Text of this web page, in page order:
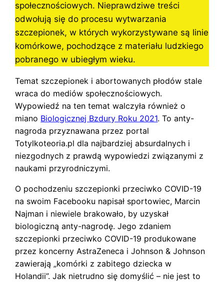
społecznościowych. Nieprawdziwe treści
odwołują się do procesu wytwarzania
szczepionek, w których wykorzystywane są linie
komórkowe, pochodzące z materiału ludzkiego
pobranego w ubiegłym wieku.
Temat szczepionek i abortowanych płodów stale
wraca do mediów społecznościowych.
Wypowiedź na ten temat walczyła również o
miano Biologicznej Bzdury Roku 2021. To anty-
nagroda przyznawana przez portal
Totylkoteoria.pl dla najbardziej absurdalnych i
niezgodnych z prawdą wypowiedzi związanymi z
naukami przyrodniczymi.
O pochodzeniu szczepionki przeciwko COVID-19
na swoim Facebooku napisał sportowiec, Marcin
Najman i niewiele brakowało, by uzyskał
biologiczną anty-nagrodę. Jego zdaniem
szczepionki przeciwko COVID-19 produkowane
przez koncerny AstraZeneca i Johnson & Johnson
zawierają „komórki z zabitego dziecka w
Holandii”. Jak nietrudno się domyślić – nie jest to